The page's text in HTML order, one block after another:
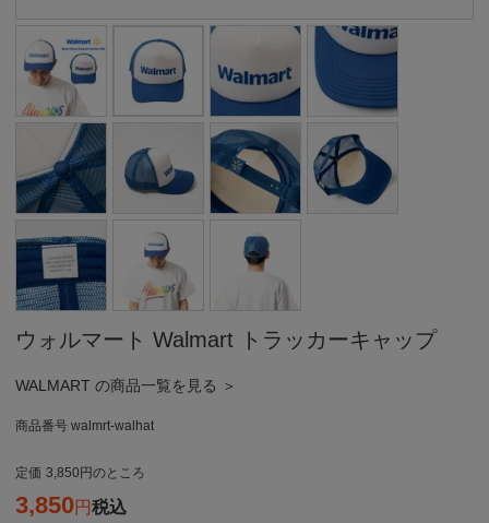
ウォルマート Walmart トラッカーキャップ
WALMART の商品一覧を見る ＞
商品番号 walmrt-walhat
定価 3,850 のところ
3,850 税込